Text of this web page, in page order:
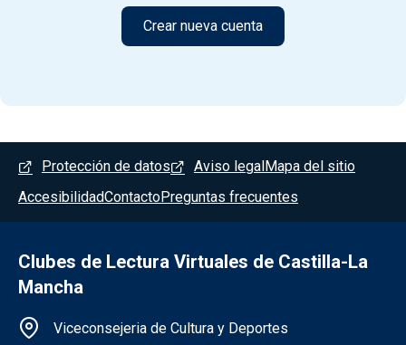
Menú del pie
Protección de datos Aviso legal Mapa del sitio
AccesibilidadContactoPreguntas frecuentes
Clubes de Lectura Virtuales de Castilla-La
Mancha
Información de la institución
Viceconsejeria de Cultura y Deportes